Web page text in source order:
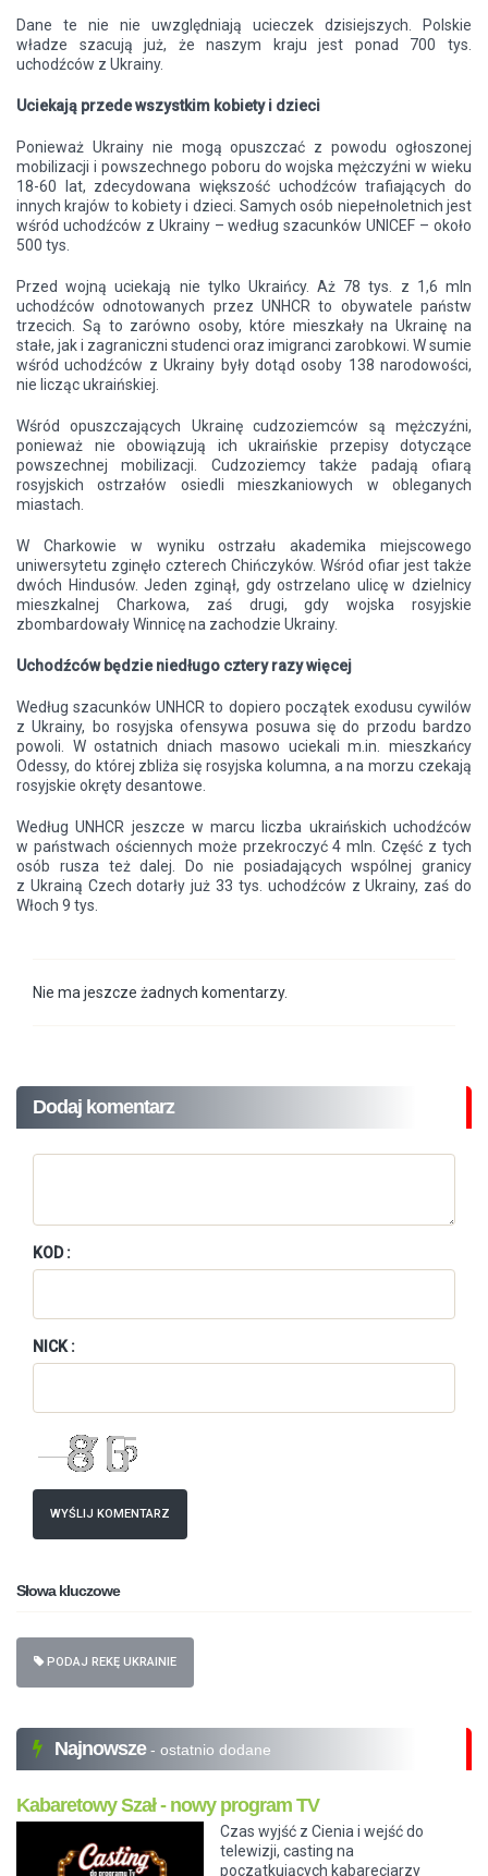
Dane te nie nie uwzględniają ucieczek dzisiejszych. Polskie
władze szacują już, że naszym kraju jest ponad 700 tys.
uchodźców z Ukrainy.
Uciekają przede wszystkim kobiety i dzieci
Ponieważ Ukrainy nie mogą opuszczać z powodu ogłoszonej
mobilizacji i powszechnego poboru do wojska mężczyźni w wieku
18-60 lat, zdecydowana większość uchodźców trafiających do
innych krajów to kobiety i dzieci. Samych osób niepełnoletnich jest
wśród uchodźców z Ukrainy – według szacunków UNICEF – około
500 tys.
Przed wojną uciekają nie tylko Ukraińcy. Aż 78 tys. z 1,6 mln
uchodźców odnotowanych przez UNHCR to obywatele państw
trzecich. Są to zarówno osoby, które mieszkały na Ukrainę na
stałe, jak i zagraniczni studenci oraz imigranci zarobkowi. W sumie
wśród uchodźców z Ukrainy były dotąd osoby 138 narodowości,
nie licząc ukraińskiej.
Wśród opuszczających Ukrainę cudzoziemców są mężczyźni,
ponieważ nie obowiązują ich ukraińskie przepisy dotyczące
powszechnej mobilizacji. Cudzoziemcy także padają ofiarą
rosyjskich ostrzałów osiedli mieszkaniowych w obleganych
miastach.
W Charkowie w wyniku ostrzału akademika miejscowego
uniwersytetu zginęło czterech Chińczyków. Wśród ofiar jest także
dwóch Hindusów. Jeden zginął, gdy ostrzelano ulicę w dzielnicy
mieszkalnej Charkowa, zaś drugi, gdy wojska rosyjskie
zbombardowały Winnicę na zachodzie Ukrainy.
Uchodźców będzie niedługo cztery razy więcej
Według szacunków UNHCR to dopiero początek exodusu cywilów
z Ukrainy, bo rosyjska ofensywa posuwa się do przodu bardzo
powoli. W ostatnich dniach masowo uciekali m.in. mieszkańcy
Odessy, do której zbliża się rosyjska kolumna, a na morzu czekają
rosyjskie okręty desantowe.
Według UNHCR jeszcze w marcu liczba ukraińskich uchodźców
w państwach ościennych może przekroczyć 4 mln. Część z tych
osób rusza też dalej. Do nie posiadających wspólnej granicy
z Ukrainą Czech dotarły już 33 tys. uchodźców z Ukrainy, zaś do
Włoch 9 tys.
Nie ma jeszcze żadnych komentarzy.
Dodaj komentarz
KOD :
NICK :
WYŚLIJ KOMENTARZ
Słowa kluczowe
PODAJ REKĘ UKRAINIE
Najnowsze - ostatnio dodane
Kabaretowy Szał - nowy program TV
Czas wyjść z Cienia i wejść do
telewizji, casting na
początkujących kabareciarzy